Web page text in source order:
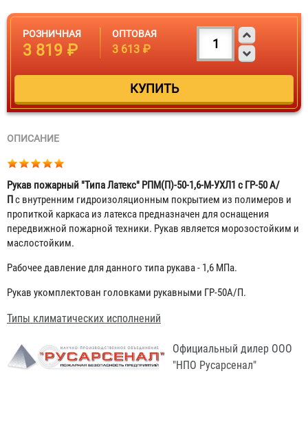
РОЗНИЧНАЯ
3 819 ₽
ОПТОВАЯ
3 613 ₽
ОПИСАНИЕ
Рукав пожарный "Типа Латекс" РПМ(П)-50-1,6-М-УХЛ1 с ГР-50 А/
Пс внутренним гидроизоляционным покрытием из полимеров и
пропиткой каркаса из латекса предназначен для оснащения
передвижной пожарной техники. Рукав является морозостойким и
маслостойким.
Рабочее давление для данного типа рукава - 1,6 МПа.
Рукав укомплектован головками рукавными ГР-50А/П.
Типы климатических исполнений
Официальный дилер ООО
"НПО Русарсенал"